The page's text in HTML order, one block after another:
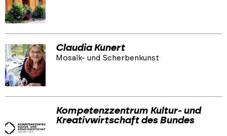
Claudia Kunert
Mosaik- und Scherbenkunst
Kompetenzzentrum Kultur- und
Kreativwirtschaft des Bundes